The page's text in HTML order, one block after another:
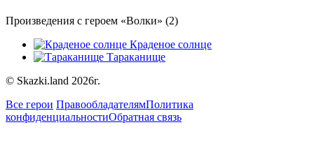
Произведения с героем «Волки» (2)
Краденое солнце
Тараканище
© Skazki.land 2026г.
Все герои ПравообладателямПолитика
конфиденциальностиОбратная связь